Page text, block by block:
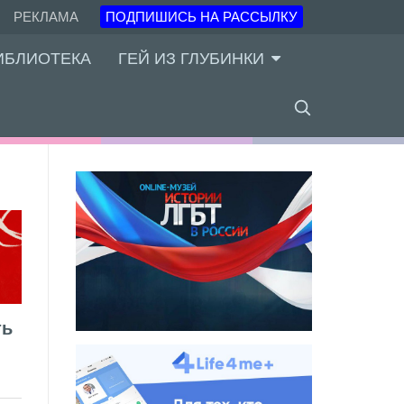
РЕКЛАМА ПОДПИШИСЬ НА РАССЫЛКУ
ГЕЙ ИЗ ГЛУБИНКИ